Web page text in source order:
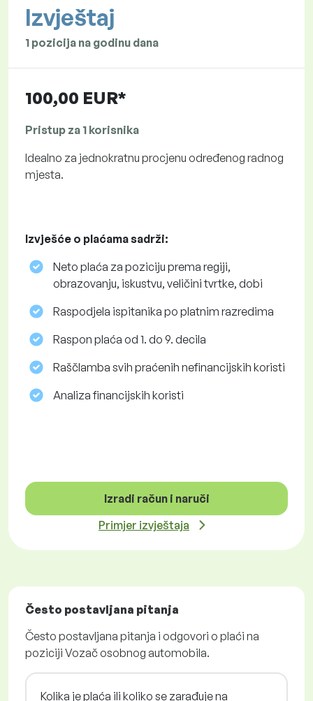
Izvještaj
1 pozicija na godinu dana
100,00 EUR*
Pristup za 1 korisnika
Idealno za jednokratnu procjenu određenog radnog
mjesta.
Izvješće o plaćama sadrži:
Neto plaća za poziciju prema regiji,
obrazovanju, iskustvu, veličini tvrtke, dobi
Raspodjela ispitanika po platnim razredima
Raspon plaća od 1. do 9. decila
Raščlamba svih praćenih nefinancijskih koristi
Analiza financijskih koristi
Izradi račun i naruči
Primjer izvještaja
Često postavljana pitanja
Često postavljana pitanja i odgovori o plaći na
poziciji Vozač osobnog automobila.
Kolika je plaća ili koliko se zarađuje na